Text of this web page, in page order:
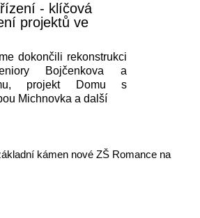
- klíčová
projektů ve
dokončili rekonstrukci
Bojčenkova a
projekt Domu s
Michnovka a další